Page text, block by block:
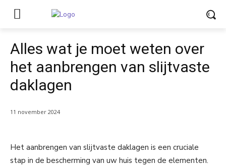
Alles wat je moet weten over
het aanbrengen van slijtvaste
daklagen
11 november 2024
Het aanbrengen van slijtvaste daklagen is een cruciale
stap in de bescherming van uw huis tegen de elementen.